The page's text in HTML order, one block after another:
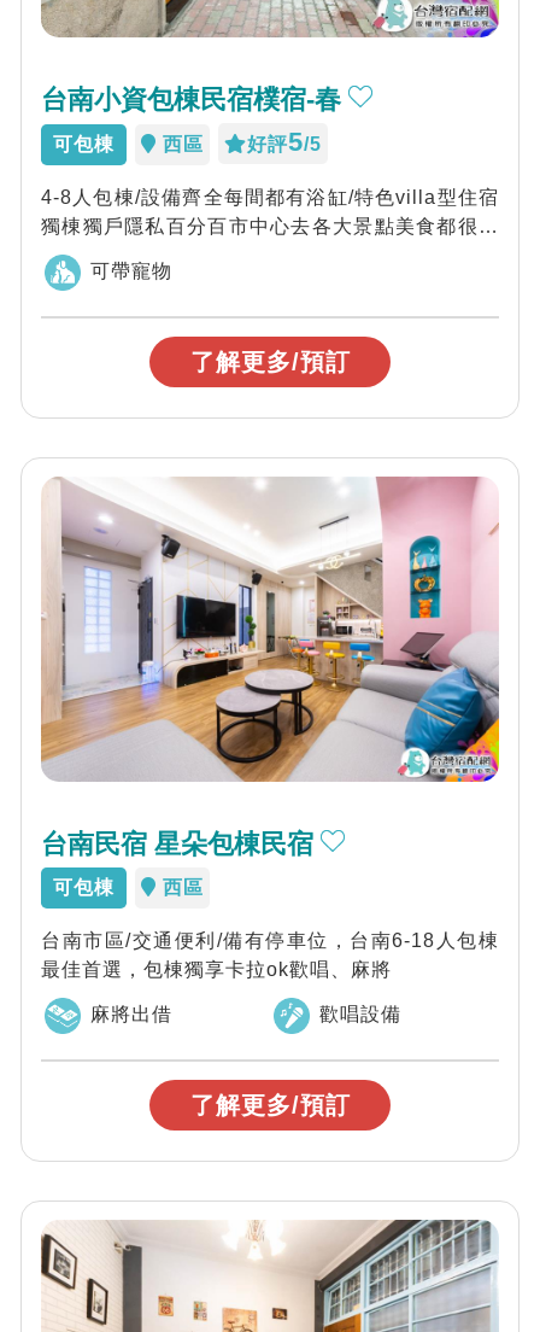
台南小資包棟民宿樸宿-春
可包棟 西區 好評5/5
4-8人包棟/設備齊全每間都有浴缸/特色villa型住宿
獨棟獨戶隱私百分百市中心去各大景點美食都很方
便喔
可帶寵物
了解更多/預訂
台南民宿 星朵包棟民宿
可包棟 西區
台南市區/交通便利/備有停車位，台南6-18人包棟
最佳首選，包棟獨享卡拉ok歡唱、麻將
麻將出借 歡唱設備
了解更多/預訂